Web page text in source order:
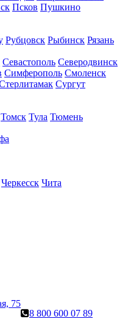
Псков Пушкино
Рубцовск Рыбинск Рязань
Севастополь Северодвинск
Симферополь Смоленск
Сургут
Томск Тула Тюмень
Черкесск Чита
75
8 800 600 07 89